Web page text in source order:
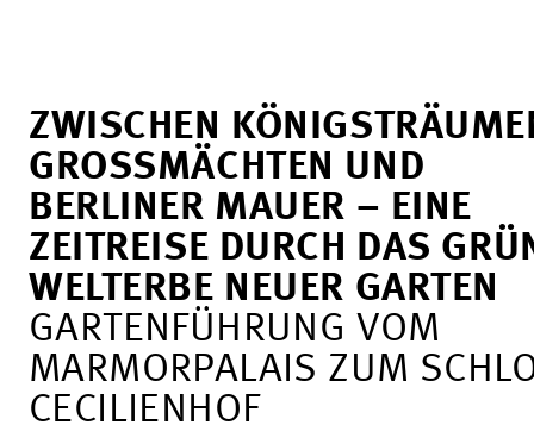
ZWISCHEN
GROSSMÄCHTEN UND B
ERLINER MAUER – EINE Z
EITREISE DURCH DAS
ELTERBE NEUER GARTEN
GARTENFÜHRUNG VOM
MARMORPALAIS ZUM
CECILIENHOF